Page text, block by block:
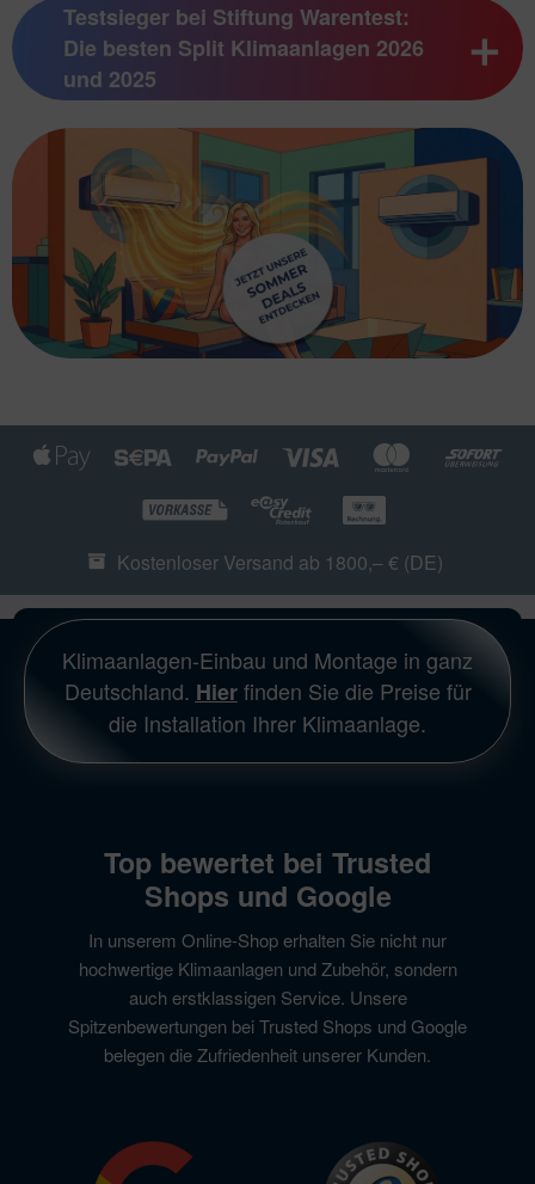
Testsieger bei Stiftung Warentest:
Die besten Split Klimaanlagen 2026
und 2025
Kostenloser Versand ab 1800,– € (DE)
Klimaanlagen-Einbau und Montage in ganz
Deutschland. Hierfinden Sie die Preise für
die Installation Ihrer Klimaanlage.
Top bewertet bei Trusted
Shops und Google
In unserem Online-Shop erhalten Sie nicht nur
hochwertige Klimaanlagen und Zubehör, sondern
auch erstklassigen Service. Unsere
Spitzenbewertungen bei Trusted Shops und Google
belegen die Zufriedenheit unserer Kunden.